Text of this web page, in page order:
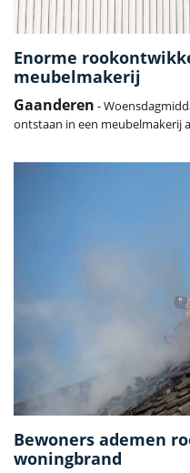
Enorme
meubelmakerij
Gaanderen -
ontstaan in een meubelmakerij
Bewoners ademen
woningbrand